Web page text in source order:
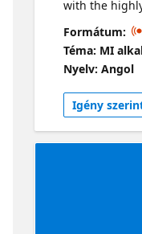
with the
Microsoft Fabric. We explore
methods of
with that data
Reports from
be available in
looking for
Formátum:
Téma: MI
Nyelv: Angol
Igény